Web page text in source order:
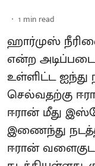
1 min read
ஹார்முஸ்
என்ற
உள்ளிட்ட ஐந்து
செல்வதற்கு
ஈரான் மீது
இணைந்து
ஈரான்